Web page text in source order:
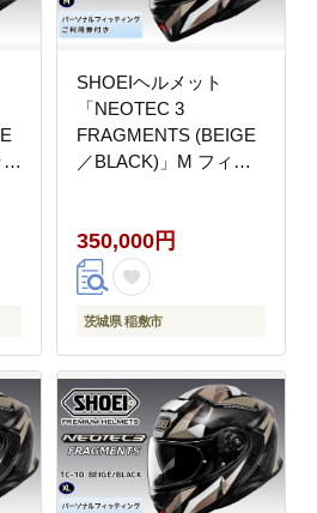
SHOEIヘルメット
「NEOTEC 3
FRAGMENTS (BEIGE
／BLACK)」M フィッ
スカバー バイク ツーリ
ング ショウエイ [1881]
350,000円
茨城県 稲敷市